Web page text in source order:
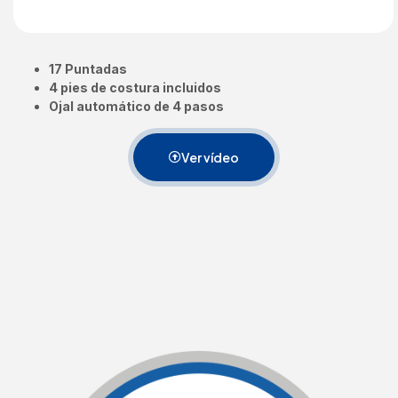
17 Puntadas
4 pies de costura incluidos
Ojal automático de 4 pasos
Ver vídeo